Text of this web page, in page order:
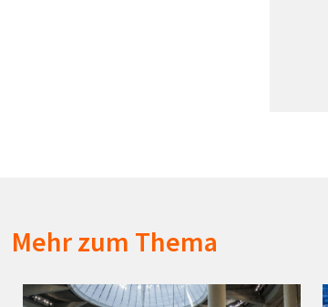
Mehr zum Thema